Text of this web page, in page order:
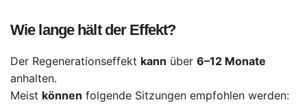
Wie lange hält der Effekt?
Der Regenerationseffekt kann über 6–12 Monate
anhalten.
Meist können folgende Sitzungen empfohlen werden: